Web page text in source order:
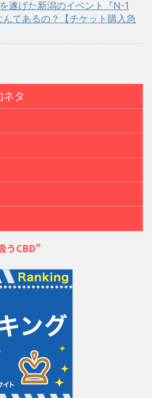
遂げた新潟のイベント『N-1
てあるの？【チケット購入急
タ
うCBD"